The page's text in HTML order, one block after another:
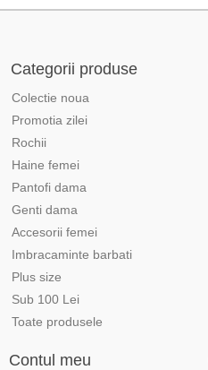
Categorii produse
Colectie noua
Promotia zilei
Rochii
Haine femei
Pantofi dama
Genti dama
Accesorii femei
Imbracaminte barbati
Plus size
Sub 100 Lei
Toate produsele
Contul meu